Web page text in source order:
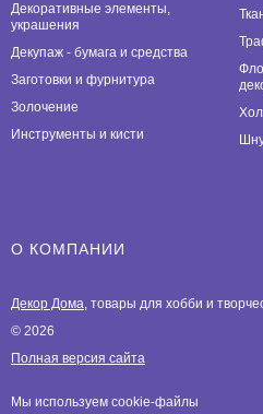
Декоративные элементы,
украшения
Декупаж - бумага и средства
Заготовки и фурнитура
Золочение
Инструменты и кисти
О КОМПАНИИ
Декор Дома, товары для хобби и
© 2026
Полная версия сайта
Мы используем cookie-файлы